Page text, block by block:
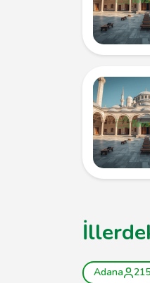
Adana 215